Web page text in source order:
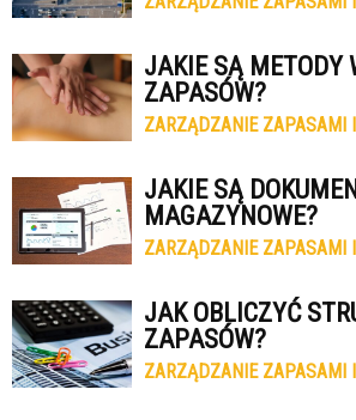
JAKIE SĄ METODY
ZAPASÓW?
ZARZĄDZANIE ZAPASAMI
JAKIE SĄ
MAGAZYNOWE?
ZARZĄDZANIE ZAPASAMI
JAK OBLICZYĆ
ZAPASÓW?
ZARZĄDZANIE ZAPASAMI